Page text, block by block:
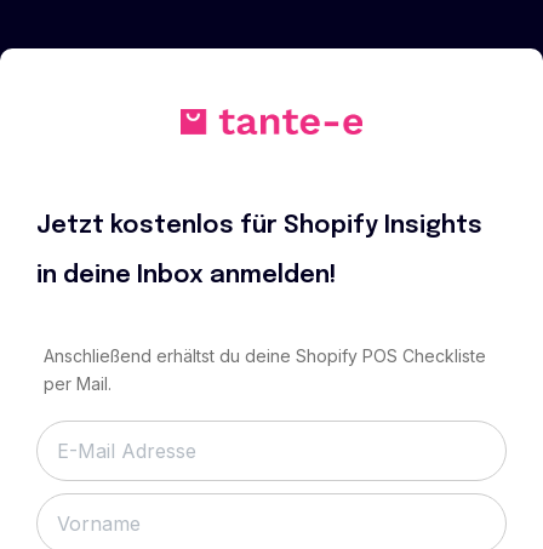
Jetzt kostenlos für Shopify Insights
in deine Inbox anmelden!
Anschließend erhältst du deine Shopify POS Checkliste
per Mail.